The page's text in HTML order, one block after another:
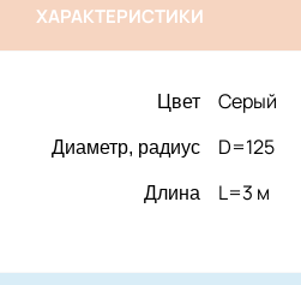
ХАРАКТЕРИСТИКИ
Цвет Серый
Диаметр, радиус D=125
Длина L=3 м